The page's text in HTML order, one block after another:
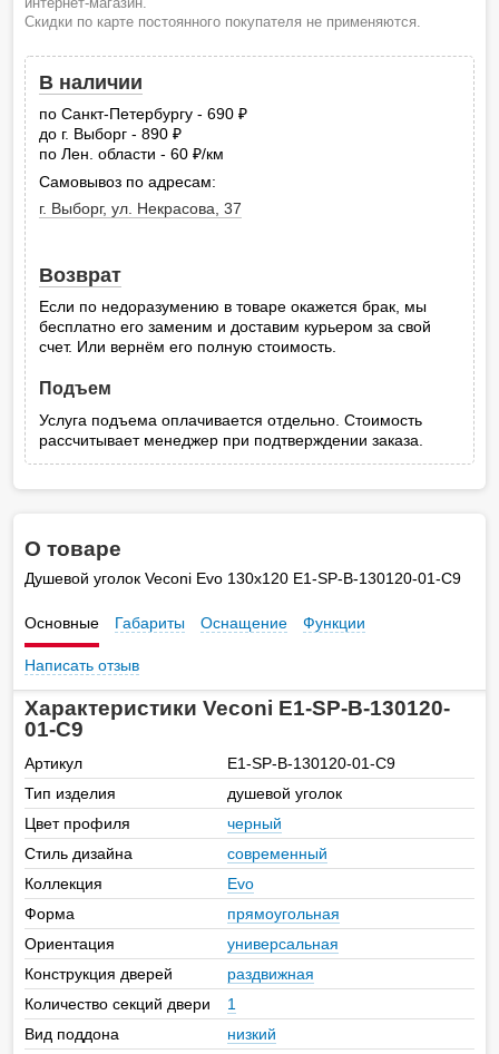
Скидки по карте постоянного покупателя не применяются.
В наличии
по Санкт-Петербургу - 690
до г. Выборг - 890
по Лен. области - 60
руб.
/км
Самовывоз по адресам:
г. Выборг, ул. Некрасова, 37
Возврат
Если по недоразумению в товаре окажется брак, мы
бесплатно его заменим и доставим курьером за свой
счет. Или вернём его полную стоимость.
Подъем
Услуга подъема оплачивается отдельно. Стоимость
рассчитывает менеджер при подтверждении заказа.
О товаре
Душевой уголок Veconi Evo 130х120 E1-SP-B-130120-01-C9
Основные Габариты Оснащение Функции
Написать отзыв
Характеристики Veconi E1-SP-B-130120-
01-C9
Артикул
E1-SP-B-130120-01-C9
Тип изделия
душевой уголок
Цвет профиля
черный
Стиль дизайна
современный
Коллекция
Evo
Форма
прямоугольная
Ориентация
универсальная
Конструкция дверей
раздвижная
Количество секций двери
1
Вид поддона
низкий